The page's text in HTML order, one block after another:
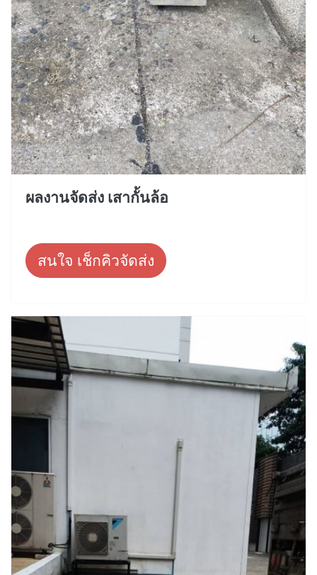
ผลงานจัดส่ง เสากั้นล้อ
สนใจ เช็กคิวจัดส่ง